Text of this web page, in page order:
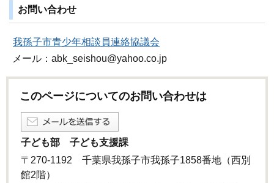
お問い合わせ
我孫子市青少年相談員連絡協議会
メール：abk_seishou@yahoo.co.jp
このページについてのお問い合わせは
子ども部 子ども支援課
〒270-1192 千葉県我孫子市我孫子1858番地（西別
館2階）